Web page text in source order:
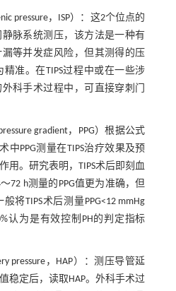
pressure，ISP）：这2个位点的
脉系统测压，该方法是一种有
等并发症风险，但其测得的压
准。在TIPS过程中或在一些涉
科手术过程中，可直接穿刺门
gradient，PPG）根据公式
中PPG测量在TIPS治疗效果及预
用。研究表明，TIPS术后即刻血
72 h测量的PPG值更为准确，但
将TIPS术后测量PPG<12 mmHg
认为是有效控制PH的判定指标
pressure，HAP）：测压导管延
稳定后，读取HAP。外科手术过